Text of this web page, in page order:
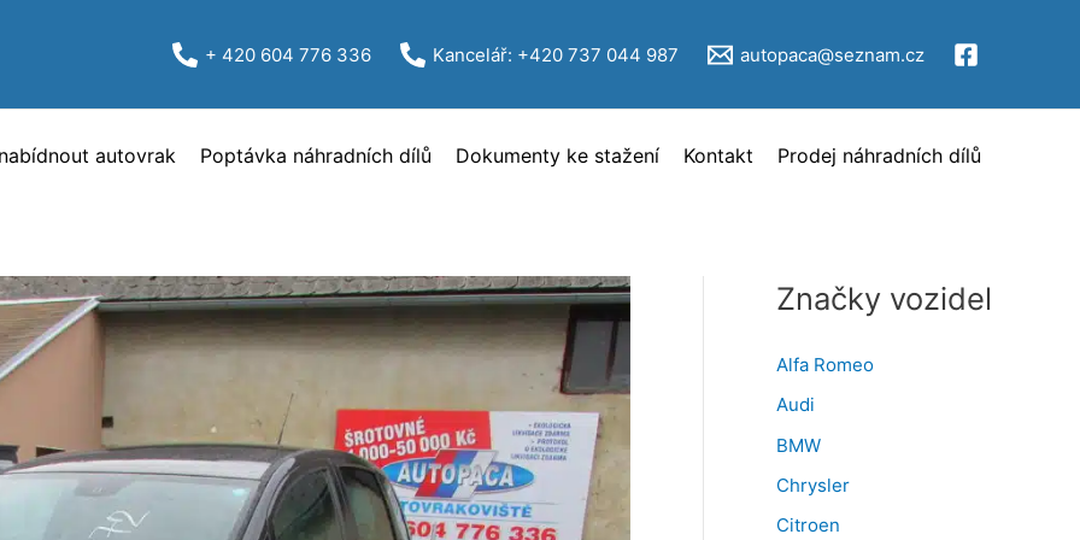
+ 420 604 776 336 Kancelář: +420 737 044 987 autopaca@seznam.cz
autovrak Poptávka náhradních dílů Dokumenty ke stažení Kontakt Prodej náhradních dílů
Značky vozidel
Alfa Romeo
Audi
BMW
Chrysler
Citroen
ý
r
e
c
e